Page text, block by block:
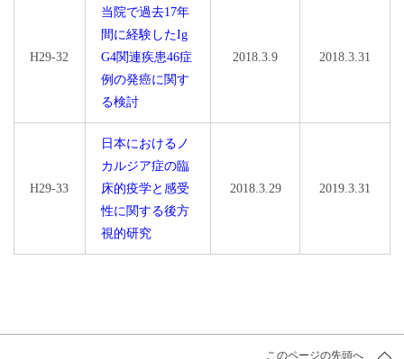
H29-32
当院で過去17年
間に経験したIg
G4関連疾患46症
例の発癌に関す
る検討
2018.3.9 2018.3.31
H29-33
日本におけるノ
カルジア症の臨
床的疫学と感受
性に関する後方
視的研究
2018.3.29 2019.3.31
このページの先頭へ